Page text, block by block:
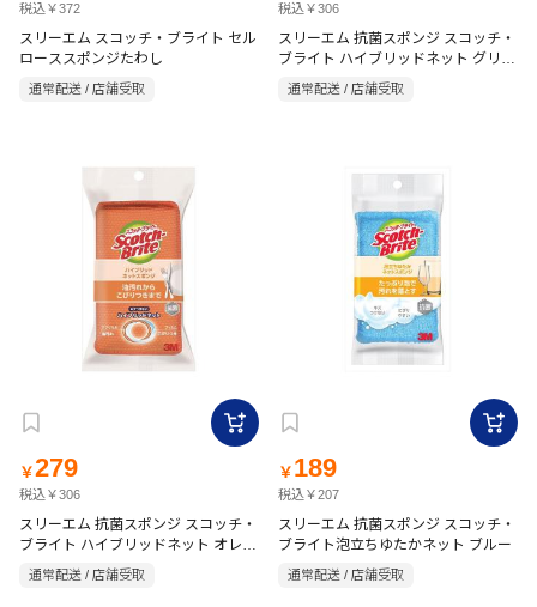
税込￥372
スリーエム スコッチ・ブライト セル
ローススポンジたわし
通常配送 / 店舗受取
税込￥306
スリーエム 抗菌スポンジ スコッチ・
ブライト ハイブリッドネット グリー
ン
通常配送 / 店舗受取
￥279
税込￥306
スリーエム 抗菌スポンジ スコッチ・
ブライト ハイブリッドネット オレン
ジ
通常配送 / 店舗受取
￥ 189
税込￥207
スリーエム 抗菌スポンジ スコッチ・
ブライト泡立ちゆたかネット ブルー
通常配送 / 店舗受取